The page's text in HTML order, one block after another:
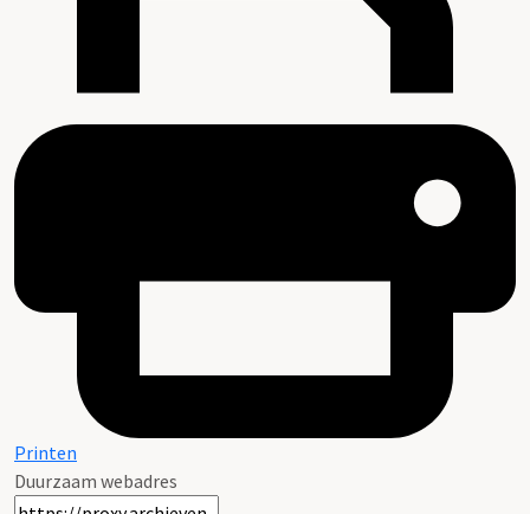
Printen
Duurzaam webadres